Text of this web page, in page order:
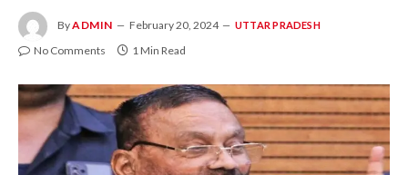
ByADMIN February 20, 2024 UTTAR PRADESH
No Comments 1 Min Read